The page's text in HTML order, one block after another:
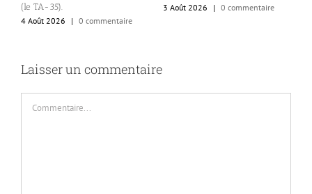
(le TA-35).
4 Août 2026
| 0 commentaire
3 Août 2026
| 0 commentaire
Laisser un commentaire